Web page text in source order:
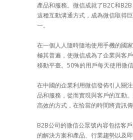
產品和服務。微信成就了B2C和
這種互動溝通方式，成為微信取得
一。
在一個人人隨時隨地使用手機的國
極其普遍，使微信成為了企業與客
移動平臺。50%的用戶每天使用微信
在中國的企業利用微信發佈引人關
品和服務，從而實現與客戶的互動
高效的方式，在恰當的時間將資訊傳
B2B公司的微信公眾號內容包括客
的解決方案和產品、行業趨勢以及即